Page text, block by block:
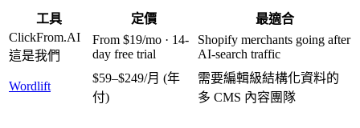
工具 定價
最適合
ClickFrom.AI
這是我們
From $19/mo · 14-
day free trial
Shopify merchants going after
AI-search traffic
Wordlift
$59–$249/月 (年
付)
需要編輯級結構化資料的
多 CMS 內容團隊